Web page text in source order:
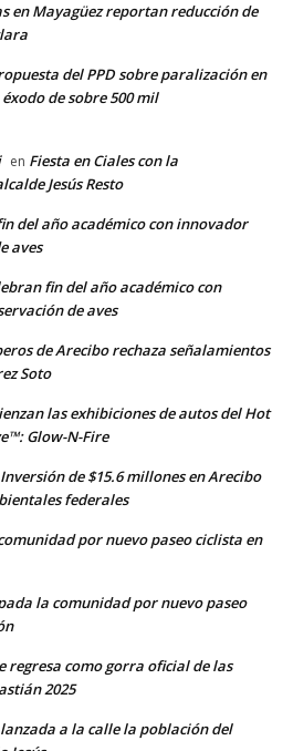
en Mayagüez reportan reducción de
del PPD sobre paralización en
de sobre 500 mil
en Fiesta en Ciales con la
Jesús Resto
del año académico con innovador
aves
fin del año académico con
de aves
de Arecibo rechaza señalamientos
Soto
las exhibiciones de autos del Hot
Glow-N-Fire
Inversión de $15.6 millones en Arecibo
federales
por nuevo paseo ciclista en
la comunidad por nuevo paseo
regresa como gorra oficial de las
2025
a la calle la población del